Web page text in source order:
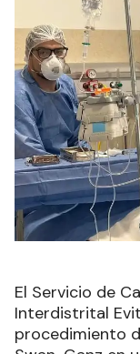
El Servicio de
Interdistrital
procedimiento